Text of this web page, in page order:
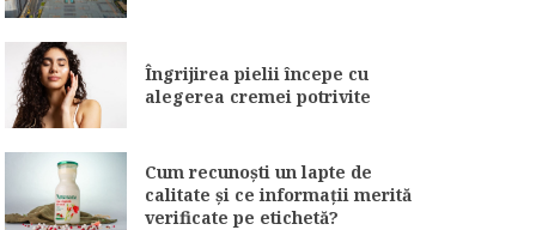
Îngrijirea pielii începe cu
alegerea cremei potrivite
Cum recunoști un lapte de
calitate și ce informații merită
verificate pe etichetă?